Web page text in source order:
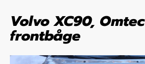
Volvo XC90, Omtec
frontbåge